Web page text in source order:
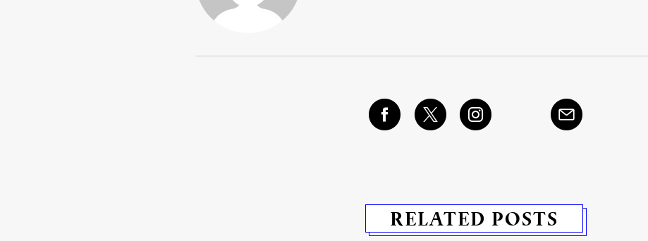
RELATED POSTS